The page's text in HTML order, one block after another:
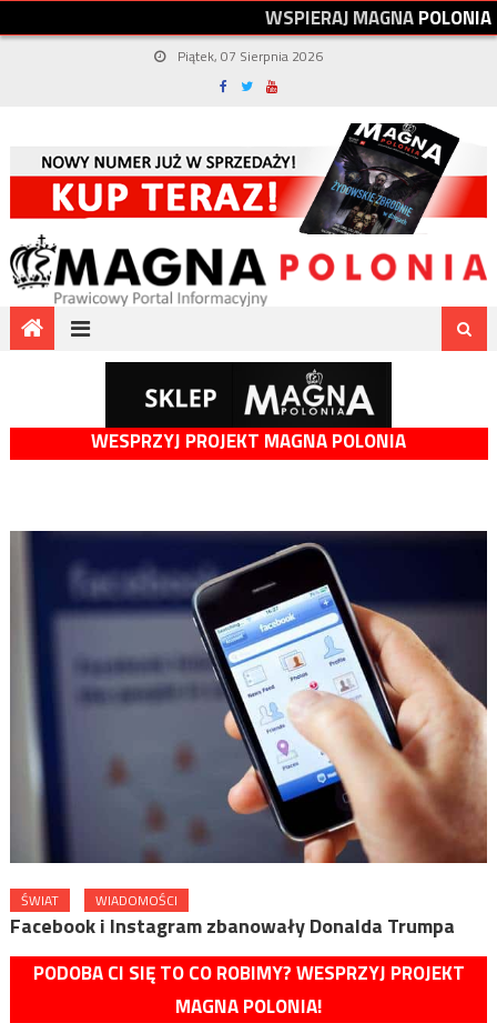
WSPIERAJMAGNAPOLONIA
Piątek, 07 Sierpnia 2026
WESPRZYJ PROJEKT MAGNA POLONIA
ŚWIAT WIADOMOŚCI
Facebook i Instagram zbanowały Donalda Trumpa
PODOBA CI SIĘ TO CO ROBIMY? WESPRZYJ PROJEKT
MAGNA POLONIA!